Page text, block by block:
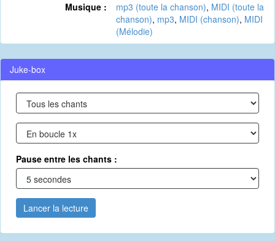
Musique :
mp3 (toute la chanson), MIDI (toute la
chanson), mp3, MIDI (chanson), MIDI
(Mélodie)
Juke-box
Pause entre les chants :
Lancer la lecture